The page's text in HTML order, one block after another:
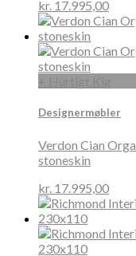
kr. 17.995,00
Designermøbler
Verdon Cian
stoneskin
kr. 17.995,00